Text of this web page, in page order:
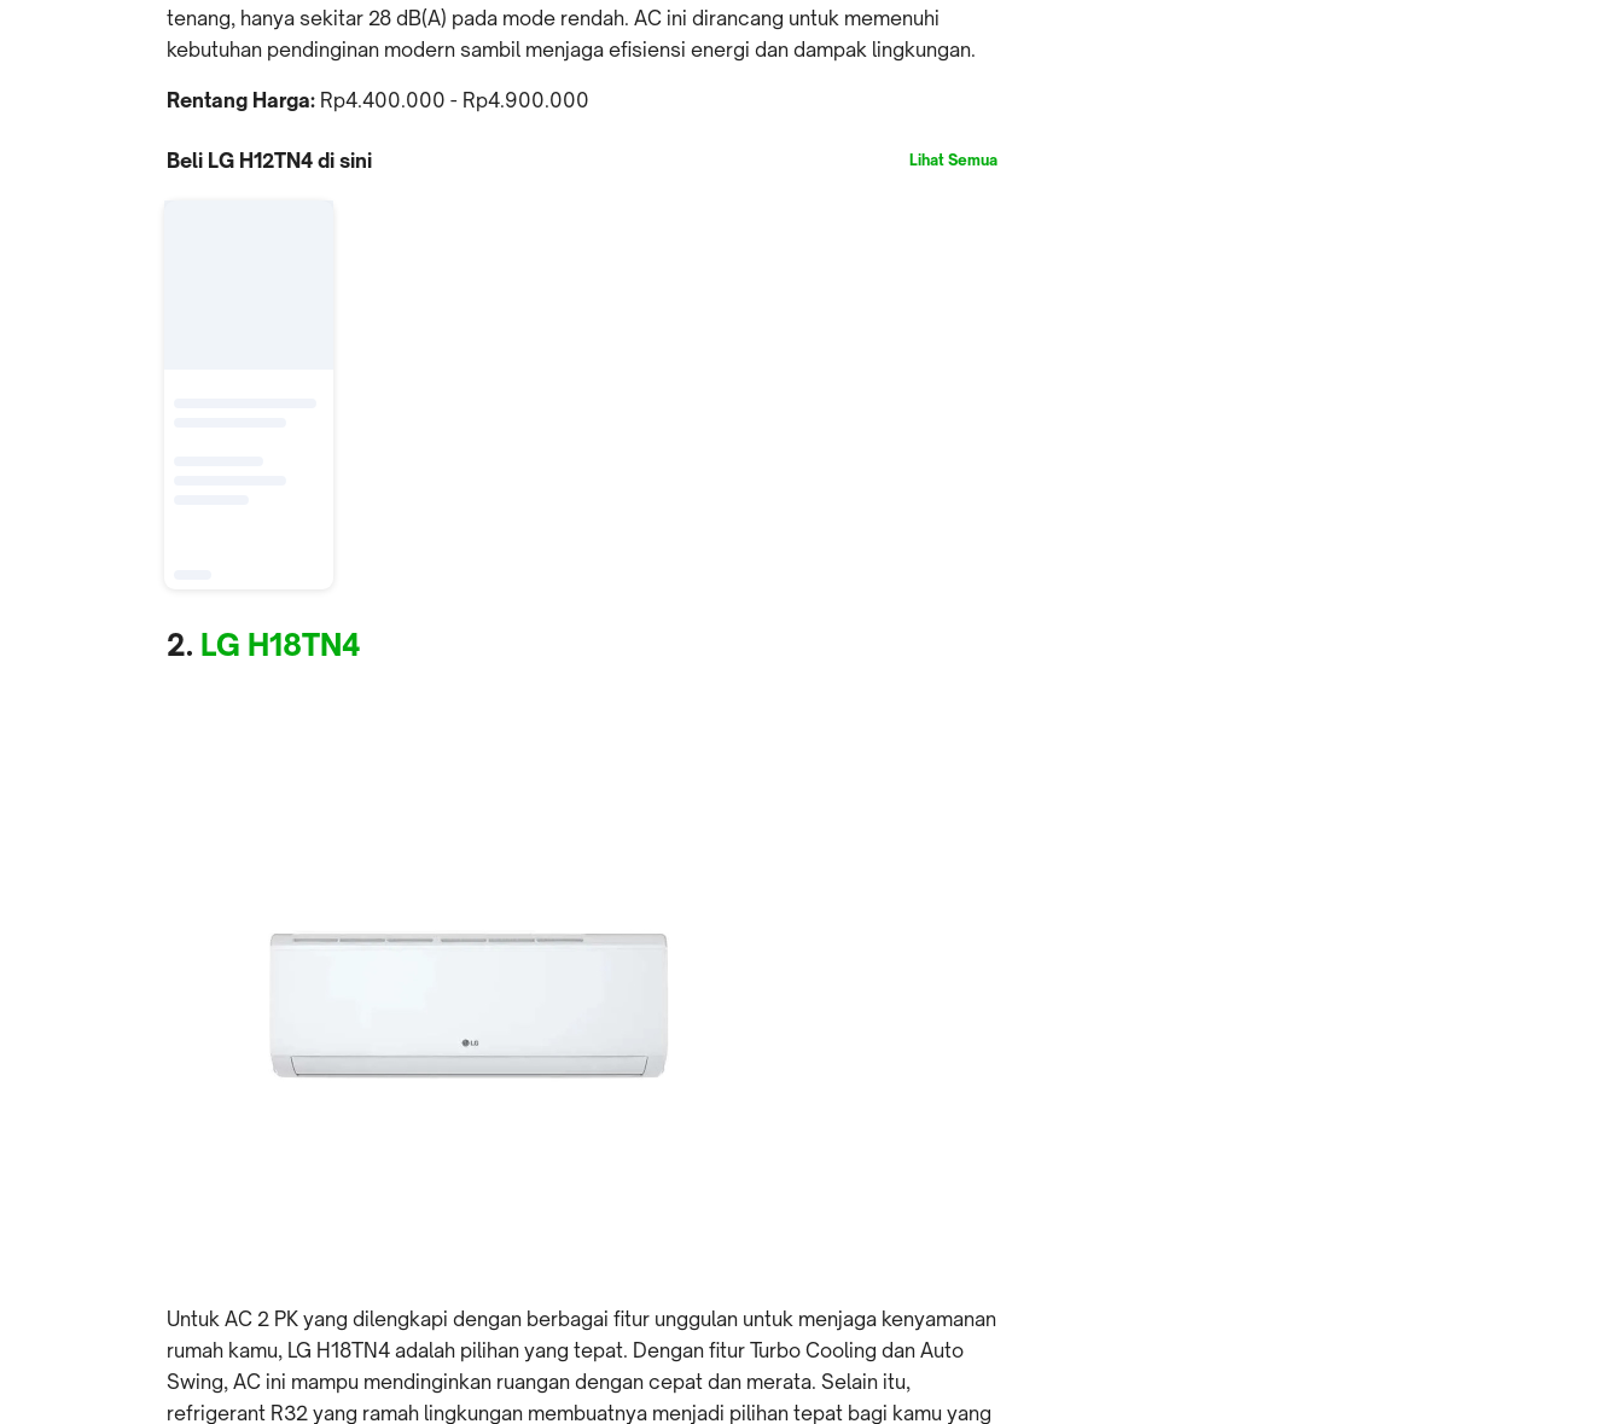
tenang, hanya sekitar 28 dB(A) pada mode rendah. AC ini dirancang untuk memenuhi
kebutuhan pendinginan modern sambil menjaga efisiensi energi dan dampak lingkungan.
Rentang Harga: Rp4.400.000 - Rp4.900.000
Beli LG H12TN4 di sini Lihat Semua
2. LG H18TN4
Untuk AC 2 PK yang dilengkapi dengan berbagai fitur unggulan untuk menjaga kenyamanan
rumah kamu, LG H18TN4 adalah pilihan yang tepat. Dengan fitur Turbo Cooling dan Auto
Swing, AC ini mampu mendinginkan ruangan dengan cepat dan merata. Selain itu,
refrigerant R32 yang ramah lingkungan membuatnya menjadi pilihan tepat bagi kamu yang